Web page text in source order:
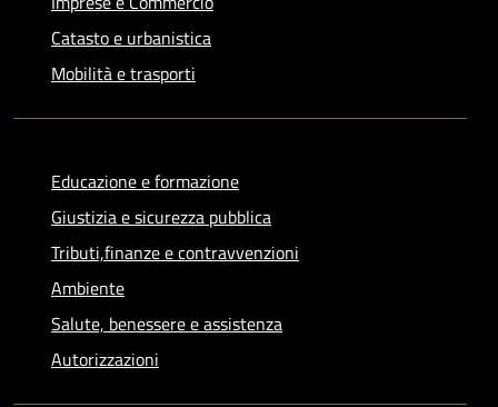
Catasto e urbanistica
Mobilità e trasporti
Educazione e formazione
Giustizia e sicurezza pubblica
Tributi,finanze e contravvenzioni
Ambiente
Salute, benessere e assistenza
Autorizzazioni